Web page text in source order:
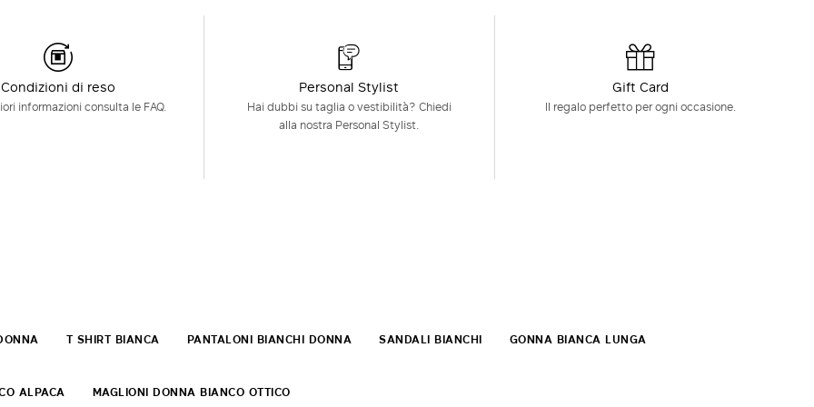
Condizioni di reso
informazioni consulta le FAQ.
Personal Stylist
Hai dubbi su taglia o vestibilità? Chiedi
alla nostra Personal Stylist.
Gift Card
Il regalo perfetto per ogni occasione.
T SHIRT BIANCA PANTALONI BIANCHI DONNA SANDALI BIANCHI GONNA BIANCA LUNGA
ALPACA MAGLIONI DONNA BIANCO OTTICO